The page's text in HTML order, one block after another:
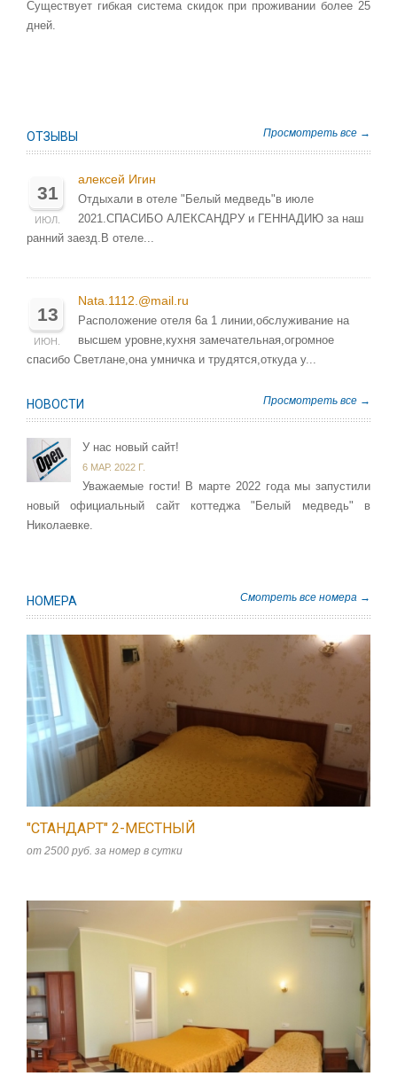
Существует гибкая система скидок при проживании более 25
дней.
ОТЗЫВЫ Просмотреть все →
31
ИЮЛ.
алексей Игин
Отдыхали в отеле "Белый медведь"в июле
2021.СПАСИБО АЛЕКСАНДРУ и ГЕННАДИЮ за наш
ранний заезд.В отеле...
13
ИЮН.
Nata.1112.@mail.ru
Расположение отеля 6а 1 линии,обслуживание на
высшем уровне,кухня замечательная,огромное
спасибо Светлане,она умничка и трудятся,откуда у...
НОВОСТИ Просмотреть все →
У нас новый сайт!
6 МАР. 2022 Г.
Уважаемые гости! В марте 2022 года мы запустили
новый официальный сайт коттеджа "Белый медведь" в
Николаевке.
НОМЕРА Смотреть все номера →
"СТАНДАРТ" 2-МЕСТНЫЙ
от 2500 руб. за номер в сутки